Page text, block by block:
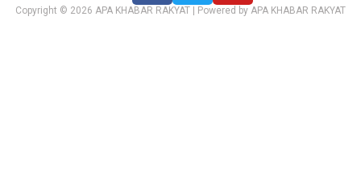
Copyright © 2026 APA KHABAR RAKYAT | Powered by APA KHABAR RAKYAT